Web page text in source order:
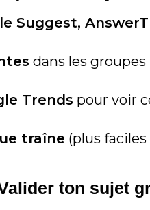
Suggest,
dans les
Trends pour voir
traîne (plus
ton sujet